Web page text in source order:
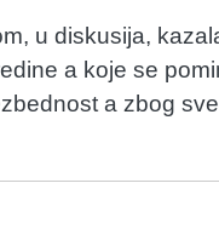
u diskusija,
a koje se
a zbog